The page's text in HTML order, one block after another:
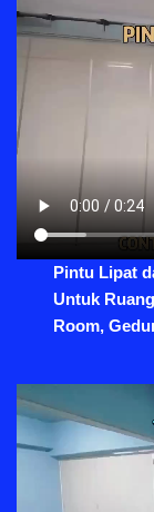
Pintu Lipat
Untuk
Room,